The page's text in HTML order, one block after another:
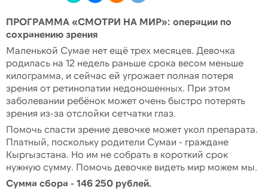
ПРОГРАММА «СМОТРИ НА МИР»: операции по
сохранению зрения
Маленькой Сумае нет ещё трех месяцев. Девочка
родилась на 12 недель раньше срока весом меньше
килограмма, и сейчас ей угрожает полная потеря
зрения от ретинопатии недоношенных. При этом
заболевании ребёнок может очень быстро потерять
зрения из-за отслойки сетчатки глаз.
Помочь спасти зрение девочке может укол препарата.
Платный, поскольку родители Сумаи - граждане
Кыргызстана. Но им не собрать в короткий срок
нужную сумму. Помочь девочке видеть мир можем мы.
Сумма сбора - 146 250 рублей.